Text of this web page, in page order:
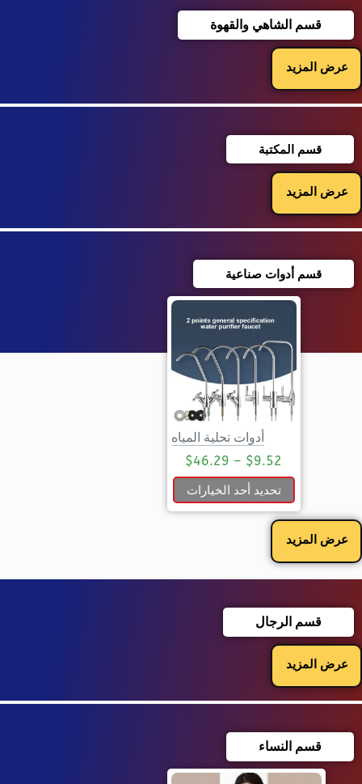
قسم الشاهي والقهوة
عرض المزيد
قسم المكتبة
عرض المزيد
قسم أدوات صناعية
أدوات تحلية المياه
$9.52
–
$46.29
تحديد أحد الخيارات
عرض المزيد
قسم الرجال
عرض المزيد
قسم النساء